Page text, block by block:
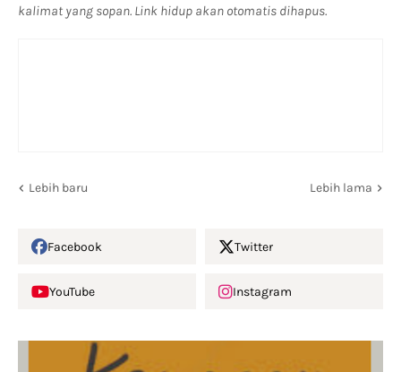
kalimat yang sopan. Link hidup akan otomatis dihapus.
Lebih baru Lebih lama
Facebook Twitter
YouTube Instagram